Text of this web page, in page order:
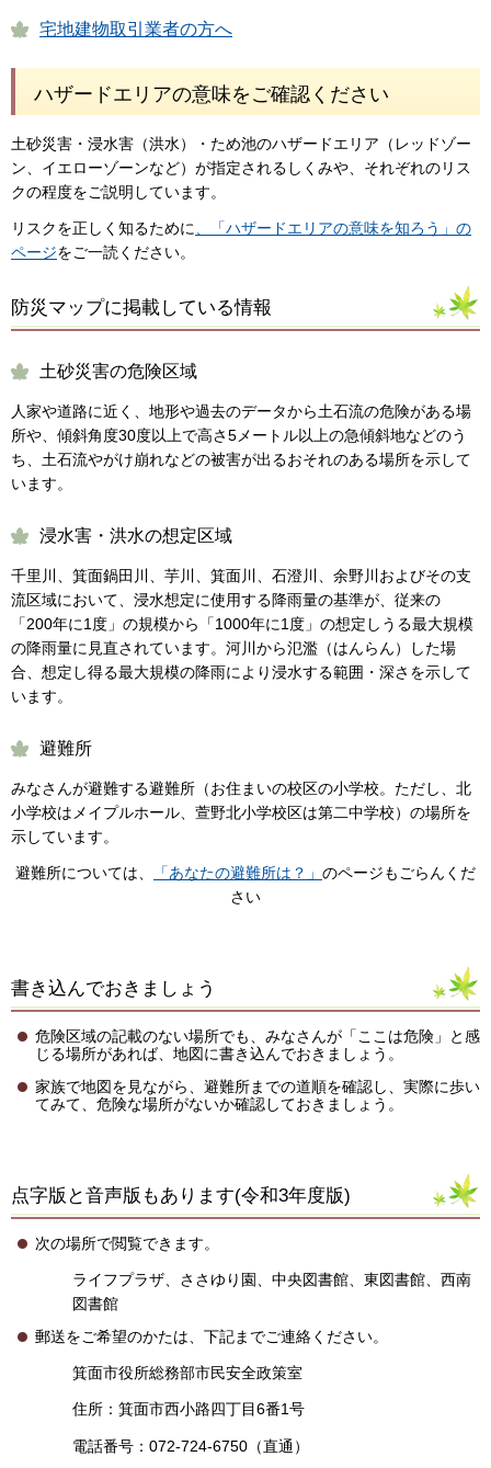
宅地建物取引業者の方へ
ハザードエリアの意味をご確認ください
土砂災害・浸水害（洪水）・ため池のハザードエリア（レッドゾー
ン、イエローゾーンなど）が指定されるしくみや、それぞれのリス
クの程度をご説明しています。
リスクを正しく知るために
、「ハザードエリアの意味を知ろう」の
ページをご一読ください。
防災マップに掲載している情報
土砂災害の危険区域
人家や道路に近く、地形や過去のデータから土石流の危険がある場
所や、傾斜角度30度以上で高さ5メートル以上の急傾斜地などのう
ち、土石流やがけ崩れなどの被害が出るおそれのある場所を示して
います。
浸水害・洪水の想定区域
千里川、箕面鍋田川、芋川、箕面川、石澄川、余野川およびその支
流区域において、浸水想定に使用する降雨量の基準が、従来の
「200年に1度」の規模から「1000年に1度」の想定しうる最大規模
の降雨量に見直されています。河川から氾濫（はんらん）した場
合、想定し得る最大規模の降雨により浸水する範囲・深さを示して
います。
避難所
みなさんが避難する避難所（お住まいの校区の小学校。ただし、北
小学校はメイプルホール、萱野北小学校区は第二中学校）の場所を
示しています。
避難所については、 「あなたの避難所は？」 のページもごらんくだ
さい
書き込んでおきましょう
危険区域の記載のない場所でも、みなさんが「ここは危険」と感
じる場所があれば、地図に書き込んでおきましょう。
家族で地図を見ながら、避難所までの道順を確認し、実際に歩い
てみて、危険な場所がないか確認しておきましょう。
点字版と音声版もあります(令和3年度版)
次の場所で閲覧できます。
ライフプラザ、ささゆり園、中央図書館、東図書館、西南
図書館
郵送をご希望のかたは、下記までご連絡ください。
箕面市役所総務部市民安全政策室
住所：箕面市西小路四丁目6番1号
電話番号：072-724-6750（直通）